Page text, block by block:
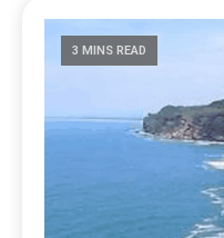
3 MINS READ